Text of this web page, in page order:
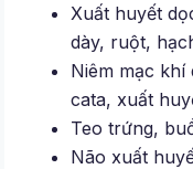
Xuất huyết
dày, ruột,
Niêm mạc khí
cata, xuất
Teo trứng,
Não xuất